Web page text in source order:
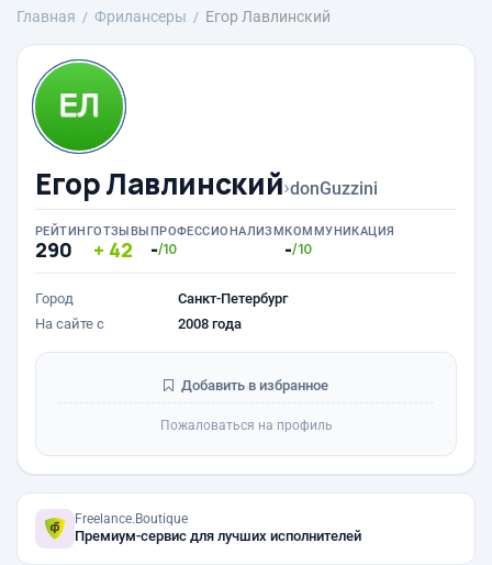
Главная Фрилансеры Егор Лавлинский
Егор Лавлинский›donGuzzini
РЕЙТИНГ
290
ОТЗЫВЫ
42
ПРОФЕССИОНАЛИЗМ
-/10
КОММУНИКАЦИЯ
-/10
Город
Санкт-Петербург
На сайте с
2008 года
Добавить в избранное
Пожаловаться на профиль
Freelance.Boutique
Премиум-сервис для лучших исполнителей